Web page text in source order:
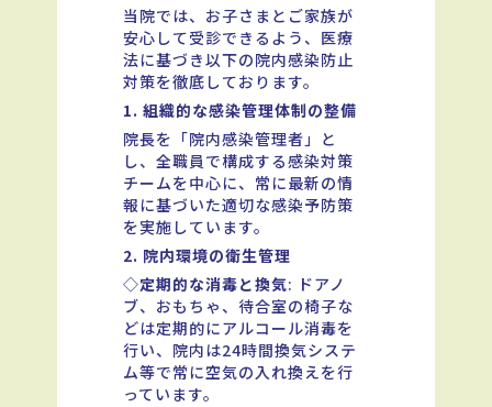
当院では、お子さまとご家族が
安心して受診できるよう、医療
法に基づき以下の院内感染防止
対策を徹底しております。
1. 組織的な感染管理体制の整備
院長を「院内感染管理者」と
し、全職員で構成する感染対策
チームを中心に、常に最新の情
報に基づいた適切な感染予防策
を実施しています。
2. 院内環境の衛生管理
◇定期的な消毒と換気: ドアノ
ブ、おもちゃ、待合室の椅子な
どは定期的にアルコール消毒を
行い、院内は24時間換気システ
ム等で常に空気の入れ換えを行
っています。